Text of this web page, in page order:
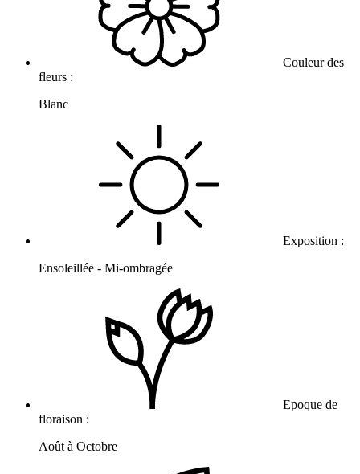
Couleur des
fleurs :
Blanc
Exposition :
Ensoleillée - Mi-ombragée
Epoque de
floraison :
Août à Octobre